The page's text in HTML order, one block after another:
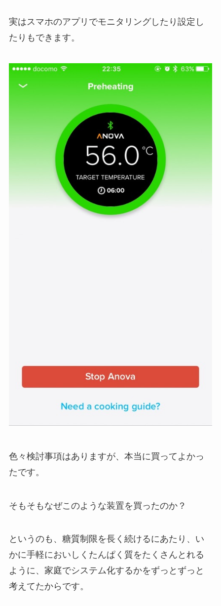
実はスマホのアプリでモニタリングしたり設定し
たりもできます。
色々検討事項はありますが、本当に買ってよかっ
たです。
そもそもなぜこのような装置を買ったのか？
というのも、糖質制限を長く続けるにあたり、い
かに手軽においしくたんぱく質をたくさんとれる
ように、家庭でシステム化するかをずっとずっと
考えてたからです。